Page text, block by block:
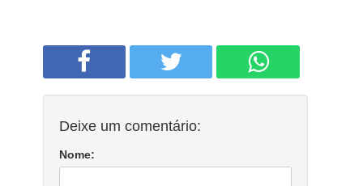
Deixe um comentário:
Nome: